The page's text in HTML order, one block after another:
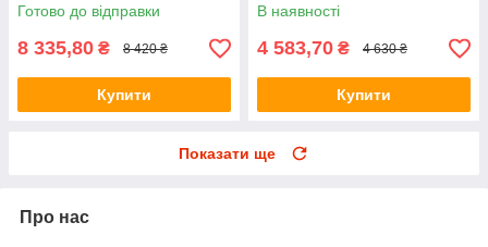
Готово до відправки
8 335,80 ₴ 8 420 ₴
Купити
В наявності
4 583,70 ₴ 4 630 ₴
Купити
Показати ще
Про нас